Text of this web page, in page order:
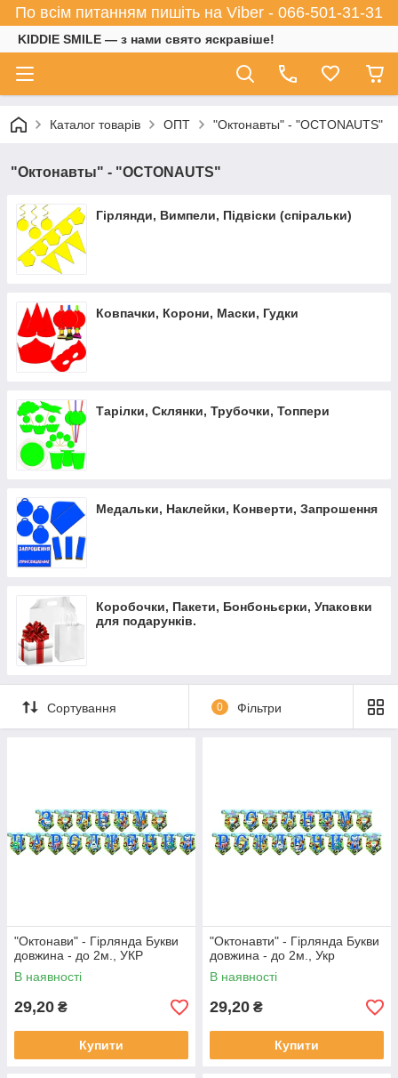
По всім питанням пишіть на Viber - 066-501-31-31
KIDDIE SMILE — з нами свято яскравіше!
Каталог товарів ОПТ "Октонавты" - "OCTONAUTS"
"Октонавты" - "OCTONAUTS"
Гірлянди, Вимпели, Підвіски (спіральки)
Ковпачки, Корони, Маски, Гудки
Тарілки, Склянки, Трубочки, Топпери
Медальки, Наклейки, Конверти, Запрошення
Коробочки, Пакети, Бонбоньєрки, Упаковки
для подарунків.
Сортування 0 Фільтри
"Октонави" - Гірлянда Букви
довжина - до 2м., УКР
В наявності
29,20 ₴
Купити
"Октонавти" - Гірлянда Букви
довжина - до 2м., Укр
В наявності
29,20 ₴
Купити